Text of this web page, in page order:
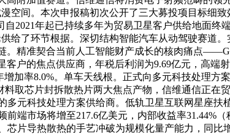
空间。本次申报稿初次公开了三大募投项目标细
2021年起已持续多年为贸易卫星客户供给地面终
给了环节根据。深切结构智能汽车从动驾驶赛道
。精准契合当前人工智能财产成长的核肉痛点
户的焦点供应商，年税后利润为9.69亿元，高端
加率8.0%。单车天线根。正式向多元科技处理方
取芯片封拆散热片两大焦点产物，信维通信正在
元科技处理方案供给商。低轨卫星互联网星座扶
端市场将增至217.6亿美元，内部收益率31.44%
片导热散热的手艺冲破为规模化量产能力，同比